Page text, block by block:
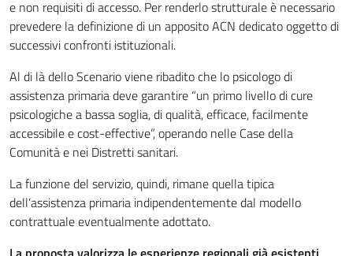
e non requisiti di accesso. Per renderlo strutturale è necessario
prevedere la definizione di un apposito ACN dedicato oggetto di
successivi confronti istituzionali.
Al di là dello Scenario viene ribadito che lo psicologo di
assistenza primaria deve garantire “un primo livello di cure
psicologiche a bassa soglia, di qualità, efficace, facilmente
accessibile e cost-effective”, operando nelle Case della
Comunità e nei Distretti sanitari.
La funzione del servizio, quindi, rimane quella tipica
dell’assistenza primaria indipendentemente dal modello
contrattuale eventualmente adottato.